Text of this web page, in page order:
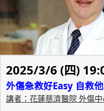
2025/3/6 (四)
外傷急救好Easy 自救
講者：花蓮慈濟醫院 外傷